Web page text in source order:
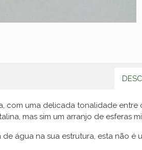
com uma delicada tonalidade
mas sim um arranjo de esferas
água na sua estrutura, esta não